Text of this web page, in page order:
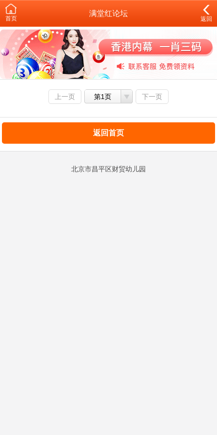
首页
满堂红论坛
返回
上一页 第1页 下一页
返回首页
北京市昌平区财贸幼儿园